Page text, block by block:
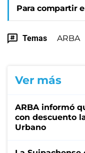
Para compartir
Temas ARBA
Ver más
ARBA informó
con descuento
Urbano